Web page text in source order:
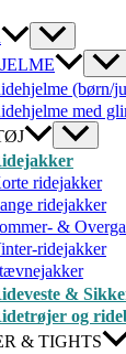
(børn/
med
ridejakker
ridejakker
&
ridejakker
&
og
& TIGHTS